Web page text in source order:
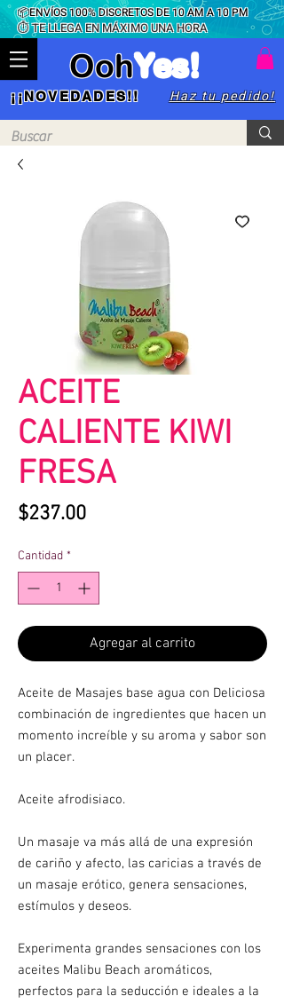
📦ENVÍOS 100% DISCRETOS DE 10 AM A 10 PM
⏱ TE LLEGA EN MÁXIMO UNA HORA
OohYes!
Haz tu pedido!
¡¡NOVEDADES!!
ACEITE
CALIENTE KIWI
FRESA
$237.00Precio
Cantidad *
Agregar al carrito
Aceite de Masajes base agua con Deliciosa
combinación de ingredientes que hacen un
momento increíble y su aroma y sabor son
un placer.
Aceite afrodisiaco.
Un masaje va más allá de una expresión
de cariño y afecto, las caricias a través de
un masaje erótico, genera sensaciones,
estímulos y deseos.
Experimenta grandes sensaciones con los
aceites Malibu Beach aromáticos,
perfectos para la seducción e ideales a la